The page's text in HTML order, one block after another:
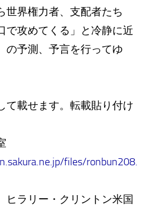
世界権力者、支配者たち
で攻めてくる」と冷静に近
の予測、予言を行ってゆ
て載せます。転載貼り付け
files/ronbun208.
ラリー・クリントン米国